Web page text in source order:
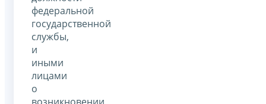
федеральной
государственной
службы,
и
иными
лицами
о
возникновении